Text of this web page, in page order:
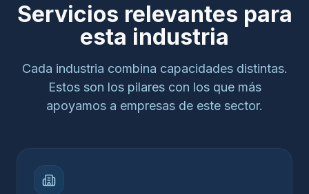
Servicios relevantes para
esta industria
Cada industria combina capacidades distintas.
Estos son los pilares con los que más
apoyamos a empresas de este sector.